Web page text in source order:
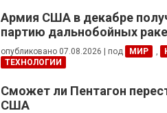
Армия США в декабре
партию дальнобойных
примененных против Ирана
опубликовано 07.08.2026 под МИР ,
ТЕХНОЛОГИИ
Сможет ли Пентагон
США